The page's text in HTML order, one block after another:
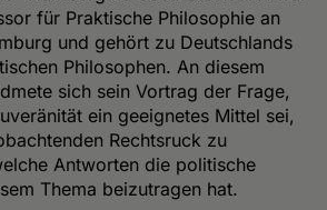
für Praktische Philosophie an
und gehört zu Deutschlands
Philosophen. An diesem
sich sein Vortrag der Frage,
ein geeignetes Mittel sei,
Rechtsruck zu
Antworten die politische
Thema beizutragen hat.